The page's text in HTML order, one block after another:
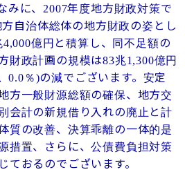
みに、2007年度地方財政対策で
自治体総体の地方財政の姿とし
4,000億円と積算し、同不足額の
財政計画の規模は83兆1,300億円
0.0 ％)の減でございます。安定
方一般財源総額の確保、地方交
会計の新規借り入れの廃止と計
質の改善、決算乖離の一体的是
措置、さらに、公債費負担対策
おるのでございます。